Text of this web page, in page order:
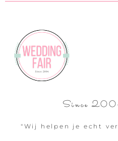
Since
"Wij helpen je echt